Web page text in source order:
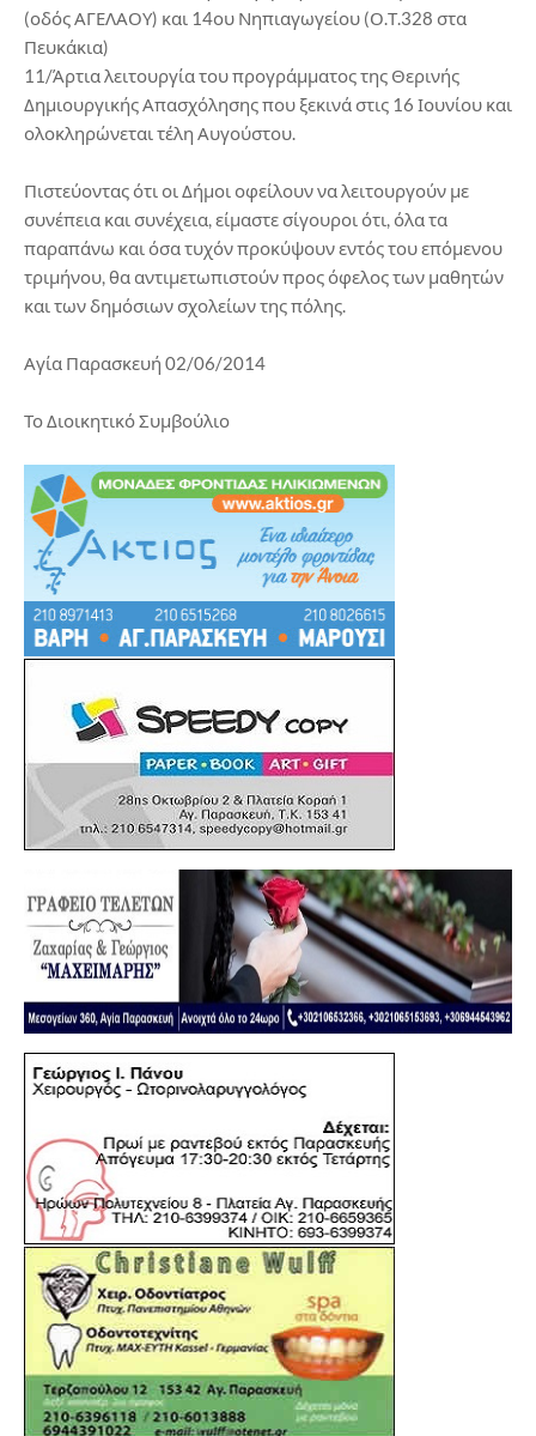
(οδός ΑΓΕΛΑΟΥ) και 14ου Νηπιαγωγείου (Ο.Τ.328 στα
Πευκάκια)
11/Άρτια λειτουργία του προγράμματος της Θερινής
Δημιουργικής Απασχόλησης που ξεκινά στις 16 Ιουνίου και
ολοκληρώνεται τέλη Αυγούστου.
Πιστεύοντας ότι οι Δήμοι οφείλουν να λειτουργούν με
συνέπεια και συνέχεια, είμαστε σίγουροι ότι, όλα τα
παραπάνω και όσα τυχόν προκύψουν εντός του επόμενου
τριμήνου, θα αντιμετωπιστούν προς όφελος των μαθητών
και των δημόσιων σχολείων της πόλης.
Αγία Παρασκευή 02/06/2014
Το Διοικητικό Συμβούλιο